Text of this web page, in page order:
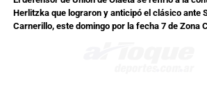
Herlitzka que lograron y anticipó el clásico ante
Carnerillo, este domingo por la fecha 7 de Zona